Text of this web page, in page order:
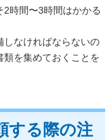
2時間〜3時間はかかる
しなければならないの
を集めておくことを
する際の注